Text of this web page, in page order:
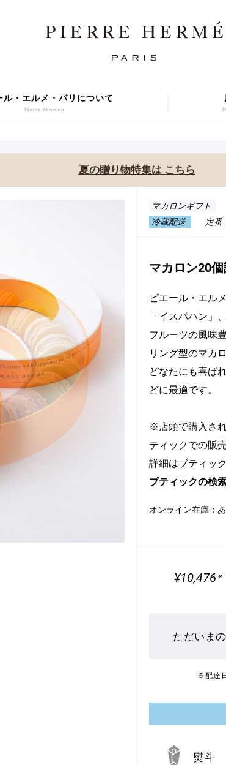
夏の贈り物特集は こちら
マカロンギフト
冷蔵配送
定番
マカロン20
ピエール・エル
「イスパハン」
フルーツの風味
リング型のマカ
どなたにも喜ば
どに最適です。
※店頭で購入さ
ティックでの販
詳細はブティッ
ブティックの検
オンライン在庫：
¥10,476 ※
ただいま
※配達
熨斗
ル・エルメ・パリについて
Notre Maison
アイス
Glaces